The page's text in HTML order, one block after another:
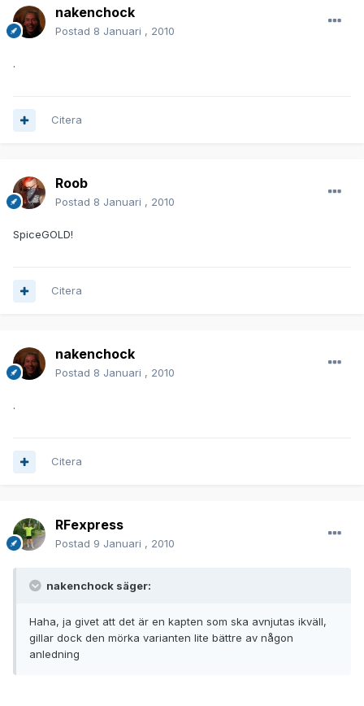
nakenchock
Postad 8 Januari , 2010
.
Citera
Roob
Postad 8 Januari , 2010
SpiceGOLD!
Citera
nakenchock
Postad 8 Januari , 2010
.
Citera
RFexpress
Postad 9 Januari , 2010
nakenchock säger:
Haha, ja givet att det är en kapten som ska avnjutas ikväll,
gillar dock den mörka varianten lite bättre av någon
anledning